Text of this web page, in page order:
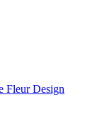
Fleur Design